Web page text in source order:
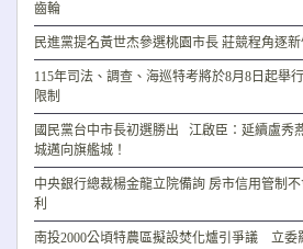
齒輪
民進黨提名黃世杰參選桃園市長 莊競程角逐
115年司法、調查、海巡特考將於8月8日起舉
限制
國民黨台中市長初選勝出 江啟臣：延續盧秀
城邁向旗艦城！
中央銀行總裁楊金龍立院備詢 房市信用管制
利
南投2000公頃特農區擬設焚化爐引爭議 立委